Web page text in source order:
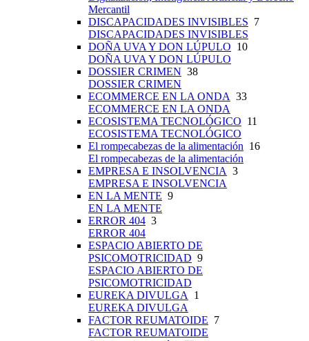
Mercantil
DISCAPACIDADES INVISIBLES 7
DISCAPACIDADES INVISIBLES
DOÑA UVA Y DON LÚPULO 10
DOÑA UVA Y DON LÚPULO
DOSSIER CRIMEN 38
DOSSIER CRIMEN
ECOMMERCE EN LA ONDA 33
ECOMMERCE EN LA ONDA
ECOSISTEMA TECNOLÓGICO 11
ECOSISTEMA TECNOLÓGICO
El rompecabezas de la alimentación 16
El rompecabezas de la alimentación
EMPRESA E INSOLVENCIA 3
EMPRESA E INSOLVENCIA
EN LA MENTE 9
EN LA MENTE
ERROR 404 3
ERROR 404
ESPACIO ABIERTO DE
PSICOMOTRICIDAD 9
ESPACIO ABIERTO DE
PSICOMOTRICIDAD
EUREKA DIVULGA
1
EUREKA DIVULGA
FACTOR REUMATOIDE 7
FACTOR REUMATOIDE